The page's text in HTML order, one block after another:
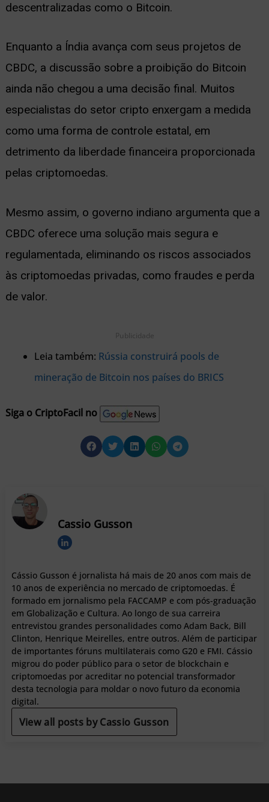
descentralizadas como o Bitcoin.
Enquanto a Índia avança com seus projetos de
CBDC, a discussão sobre a proibição do Bitcoin
ainda não chegou a uma decisão final. Muitos
especialistas do setor cripto enxergam a medida
como uma forma de controle estatal, em
detrimento da liberdade financeira proporcionada
pelas criptomoedas.
Mesmo assim, o governo indiano argumenta que a
CBDC oferece uma solução mais segura e
regulamentada, eliminando os riscos associados
às criptomoedas privadas, como fraudes e perda
de valor.
Publicidade
Leia também: Rússia construirá pools de
mineração de Bitcoin nos países do BRICS
Siga o CriptoFacil no
Cassio Gusson
Cássio Gusson é jornalista há mais de 20 anos com mais de
10 anos de experiência no mercado de criptomoedas. É
formado em jornalismo pela FACCAMP e com pós-graduação
em Globalização e Cultura. Ao longo de sua carreira
entrevistou grandes personalidades como Adam Back, Bill
Clinton, Henrique Meirelles, entre outros. Além de participar
de importantes fóruns multilaterais como G20 e FMI. Cássio
migrou do poder público para o setor de blockchain e
criptomoedas por acreditar no potencial transformador
desta tecnologia para moldar o novo futuro da economia
digital.
View all posts by Cassio Gusson